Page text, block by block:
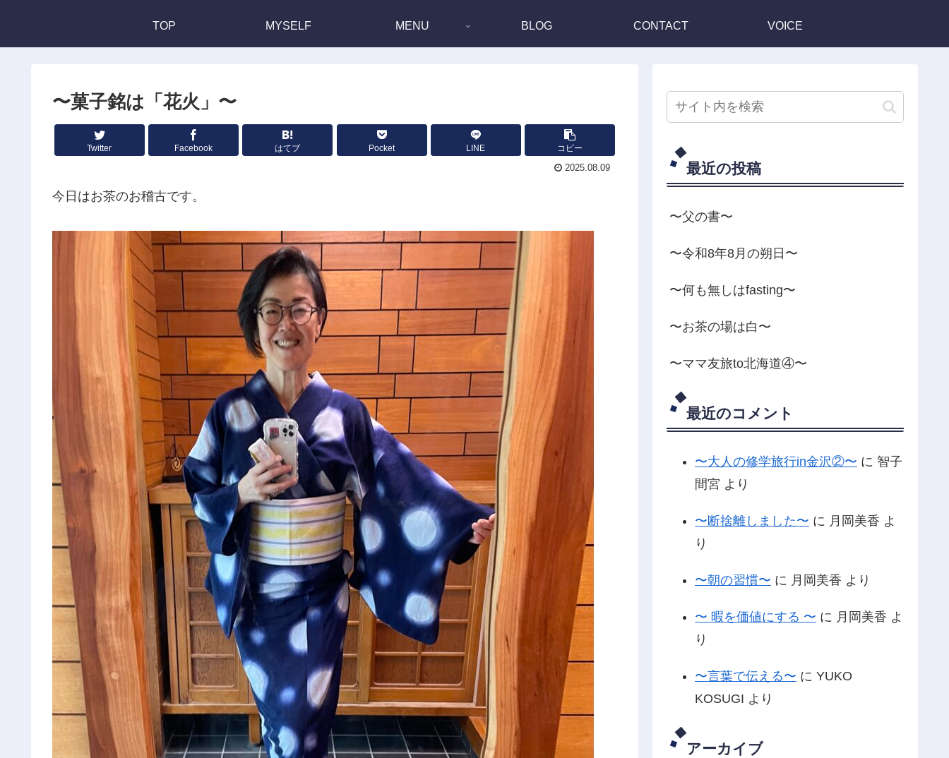
TOP MYSELF MENU BLOG CONTACT VOICE
〜菓子銘は「花火」〜
Twitter Facebook はてブ Pocket LINE コピー
2025.08.09
今日はお茶のお稽古です。
最近の投稿
〜父の書〜
〜令和8年8月の朔日〜
〜何も無しはfasting〜
〜お茶の場は白〜
〜ママ友旅to北海道④〜
最近のコメント
〜大人の修学旅行in金沢②〜 に 智子
間宮 より
〜断捨離しました〜 に 月岡美香 よ
り
〜朝の習慣〜 に 月岡美香 より
〜 暇を価値にする 〜 に 月岡美香 よ
り
〜言葉で伝える〜 に YUKO
KOSUGI より
アーカイブ